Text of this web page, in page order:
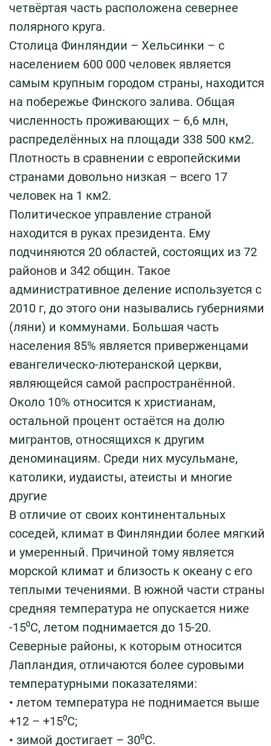
четвёртая часть расположена севернее
полярного круга.
Столица Финляндии – Хельсинки – с
населением 600 000 человек является
самым крупным городом страны, находится
на побережье Финского залива. Общая
численность проживающих – 6,6 млн,
распределённых на площади 338 500 км2.
Плотность в сравнении с европейскими
странами довольно низкая – всего 17
человек на 1 км2.
Политическое управление страной
находится в руках президента. Ему
подчиняются 20 областей, состоящих из 72
районов и 342 общин. Такое
административное деление используется с
2010 г, до этого они назывались губерниями
(ляни) и коммунами. Большая часть
населения 85% является приверженцами
евангелическо-лютеранской церкви,
являющейся самой распространённой.
Около 10% относится к христианам,
остальной процент остаётся на долю
мигрантов, относящихся к другим
деноминациям. Среди них мусульмане,
католики, иудаисты, атеисты и многие
другие
В отличие от своих континентальных
соседей, климат в Финляндии более мягкий
и умеренный. Причиной тому является
морской климат и близость к океану с его
теплыми течениями. В южной части страны
средняя температура не опускается ниже
-15⁰С, летом поднимается до 15-20.
Северные районы, к которым относится
Лапландия, отличаются более суровыми
температурными показателями:
• летом температура не поднимается выше
+12 – +15⁰С;
• зимой достигает – 30⁰С.